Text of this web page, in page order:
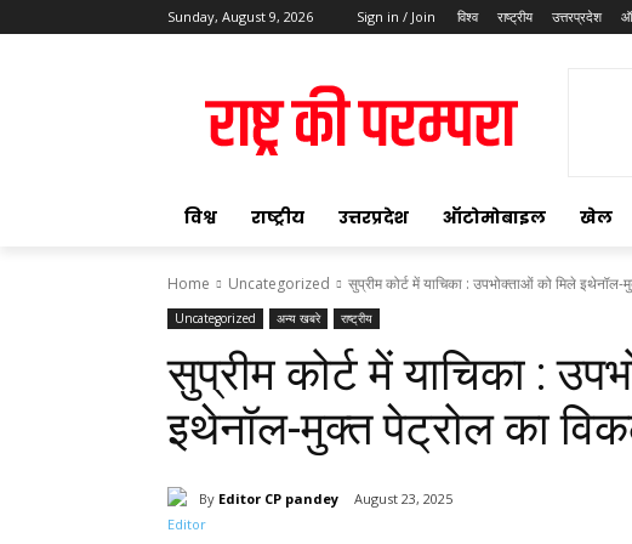
Sunday, August 9, 2026 Sign in / Join विश्व राष्ट्रीय उत्तरप्रदेश
विश्व राष्ट्रीय उत्तरप्रदेश ऑटोमोबाइल खेल
Home Uncategorized सुप्रीम कोर्ट में याचिका : उपभोक्ताओं को मिले इथेनॉल-
Uncategorized अन्य खबरे राष्ट्रीय
सुप्रीम कोर्ट में याचिका :
इथेनॉल-मुक्त पेट्रोल का
By Editor CP pandey August 23, 2025